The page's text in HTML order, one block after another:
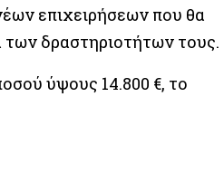
επιχειρήσεων που θα
δραστηριοτήτων τους.
ύψους 14.800 €, το